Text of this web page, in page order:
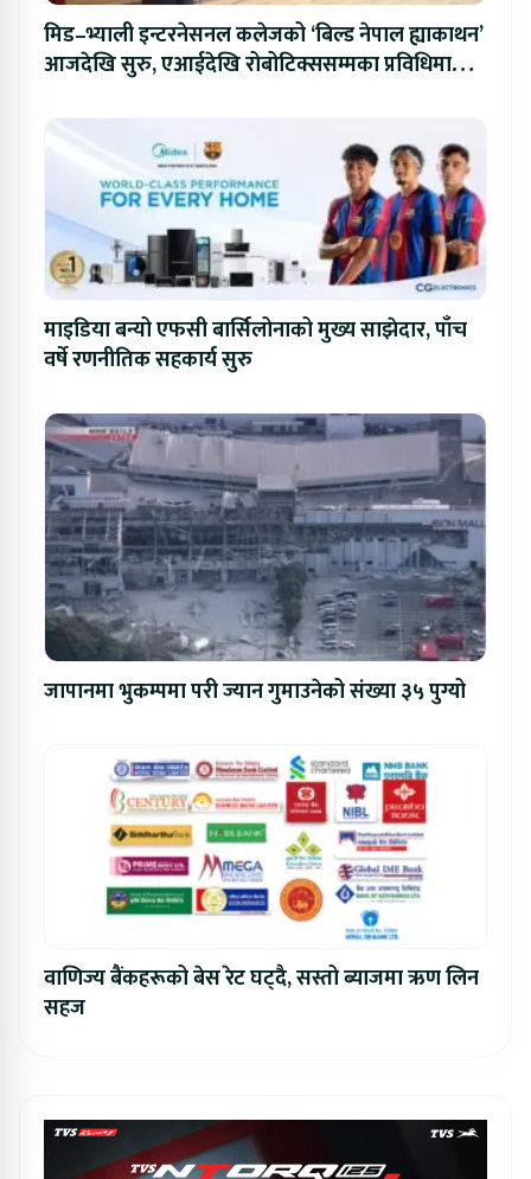
मिड–भ्याली इन्टरनेसनल कलेजको ‘बिल्ड नेपाल ह्याकाथन’
आजदेखि सुरु, एआईदेखि रोबोटिक्ससम्मका प्रविधिमा
माइडिया बन्यो एफसी बार्सिलोनाको मुख्य साझेदार, पाँच
वर्षे रणनीतिक सहकार्य सुरु
जापानमा भुकम्पमा परी ज्यान गुमाउनेको संख्या ३५ पुग्यो
वाणिज्य बैंकहरूको बेस रेट घट्दै, सस्तो ब्याजमा ऋण लिन
सहज